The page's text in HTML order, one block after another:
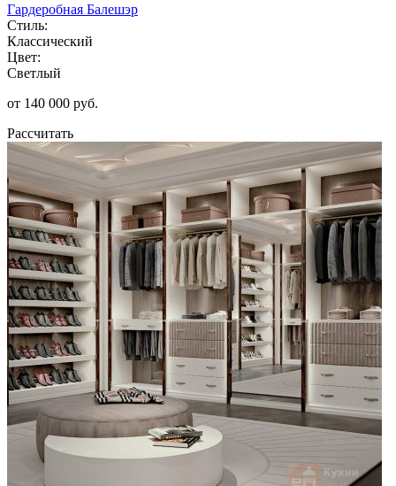
Гардеробная Балешэр
Стиль:
Классический
Цвет:
Светлый
от 140 000 руб.
Рассчитать